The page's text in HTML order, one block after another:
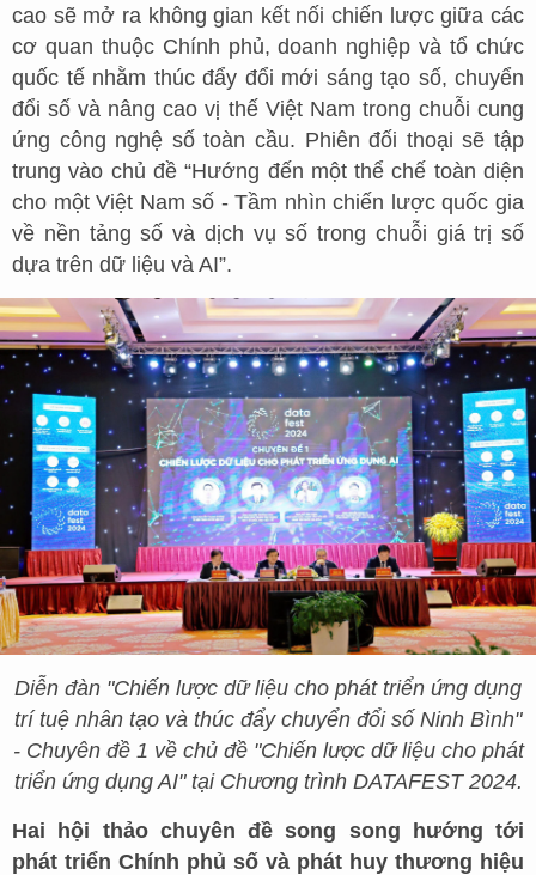
cao sẽ mở ra không gian kết nối chiến lược giữa các
cơ quan thuộc Chính phủ, doanh nghiệp và tổ chức
quốc tế nhằm thúc đẩy đổi mới sáng tạo số, chuyển
đổi số và nâng cao vị thế Việt Nam trong chuỗi cung
ứng công nghệ số toàn cầu. Phiên đối thoại sẽ tập
trung vào chủ đề “Hướng đến một thể chế toàn diện
cho một Việt Nam số - Tầm nhìn chiến lược quốc gia
về nền tảng số và dịch vụ số trong chuỗi giá trị số
dựa trên dữ liệu và AI”.
Diễn đàn "Chiến lược dữ liệu cho phát triển ứng dụng
trí tuệ nhân tạo và thúc đẩy chuyển đổi số Ninh Bình"
- Chuyên đề 1 về chủ đề "Chiến lược dữ liệu cho phát
triển ứng dụng AI" tại Chương trình DATAFEST 2024.
Hai hội thảo chuyên đề song song hướng tới
phát triển Chính phủ số và phát huy thương hiệu